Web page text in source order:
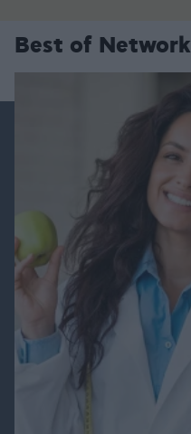
Best of Network